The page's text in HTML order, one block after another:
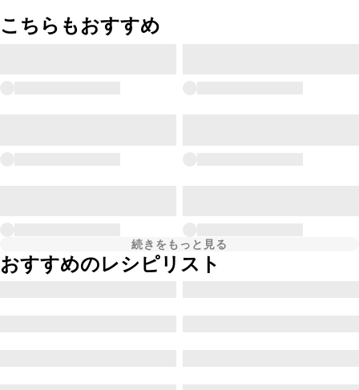
こちらもおすすめ
続きをもっと見る
おすすめのレシピリスト